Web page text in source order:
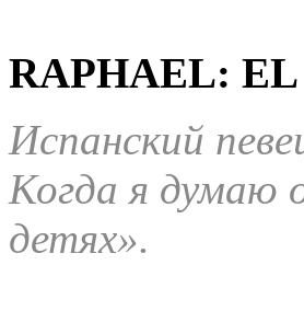
RAPHAEL: EL
Испанский
Когда я думаю
детях».